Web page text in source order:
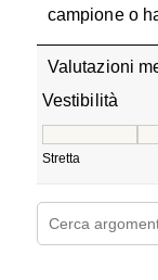
campione o
Valutazioni
Vestibilità
Stretta
Cerca